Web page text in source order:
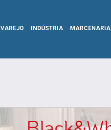
VAREJO INDÚSTRIA MARCENARIA